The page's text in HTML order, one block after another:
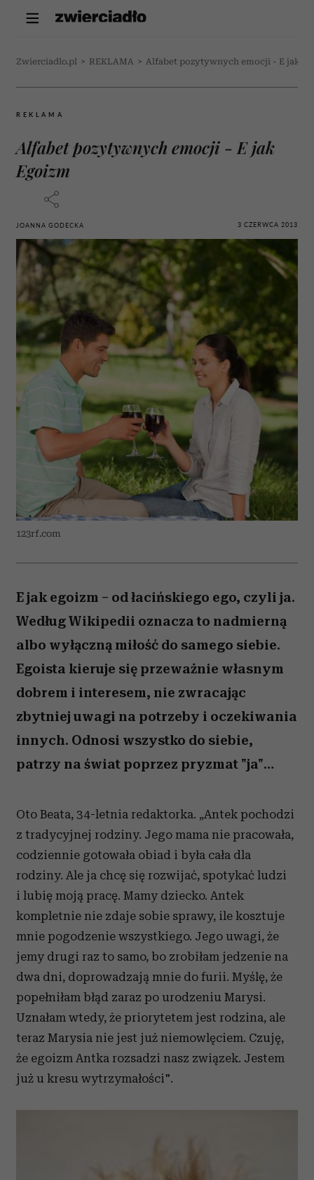
Zwierciadlo.pl > REKLAMA > Alfabet pozytywnych emocji - E jak
REKLAMA
Alfabet pozytywnych emocji - E jak
Egoizm
JOANNA GODECKA 3 CZERWCA 2013
123rf.com
E jak egoizm – od łacińskiego ego, czyli ja.
Według Wikipedii oznacza to nadmierną
albo wyłączną miłość do samego siebie.
Egoista kieruje się przeważnie własnym
dobrem i interesem, nie zwracając
zbytniej uwagi na potrzeby i oczekiwania
innych. Odnosi wszystko do siebie,
patrzy na świat poprzez pryzmat "ja"…
Oto Beata, 34-letnia redaktorka. „Antek pochodzi
z tradycyjnej rodziny. Jego mama nie pracowała,
codziennie gotowała obiad i była cała dla
rodziny. Ale ja chcę się rozwijać, spotykać ludzi
i lubię moją pracę. Mamy dziecko. Antek
kompletnie nie zdaje sobie sprawy, ile kosztuje
mnie pogodzenie wszystkiego. Jego uwagi, że
jemy drugi raz to samo, bo zrobiłam jedzenie na
dwa dni, doprowadzają mnie do furii. Myślę, że
popełniłam błąd zaraz po urodzeniu Marysi.
Uznałam wtedy, że priorytetem jest rodzina, ale
teraz Marysia nie jest już niemowlęciem. Czuję,
że egoizm Antka rozsadzi nasz związek. Jestem
już u kresu wytrzymałości".